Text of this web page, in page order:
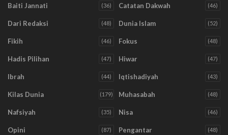
Baiti Jannati (36) Catatan Dakwah (46)
Dari Redaksi (48) Dunia Islam (52)
Fikih (46) Fokus (48)
Hadis Pilihan (47) Hiwar (47)
Ibrah (44) Iqtishadiyah (43)
Kilas Dunia (179) Muhasabah (48)
Nafsiyah (35) Nisa (46)
Opini (87) Pengantar (48)